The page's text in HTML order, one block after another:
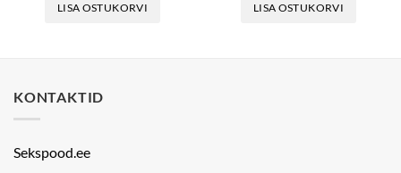
LISA OSTUKORVI LISA OSTUKORVI
KONTAKTID
Sekspood.ee